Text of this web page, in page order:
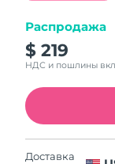
Распродажа
$ 219
НДС и пошлины
Доставка